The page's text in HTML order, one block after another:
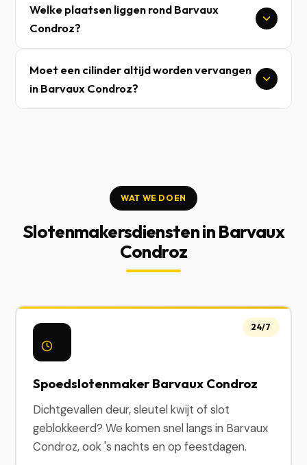
Welke plaatsen liggen rond Barvaux
Condroz?
Moet een cilinder altijd worden vervangen
in Barvaux Condroz?
WAT WE DOEN
Slotenmakersdiensten in Barvaux
Condroz
Spoedslotenmaker Barvaux Condroz
Dichtgevallen deur, sleutel kwijt of slot
geblokkeerd? We komen snel langs in Barvaux
Condroz, ook 's nachts en op feestdagen.
24/7